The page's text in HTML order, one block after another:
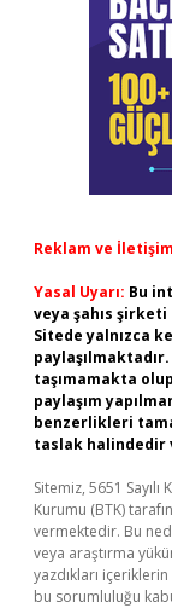
Reklam ve
Yasal Uyarı: Bu
veya şahıs
Sitede yalnızca
taşımamakta
paylaşım
benzerlikleri
taslak halindedir
Sitemiz, 5651
Kurumu (BTK)
vermektedir. Bu
veya araştırma
yazdıkları
bu sorumluluğu